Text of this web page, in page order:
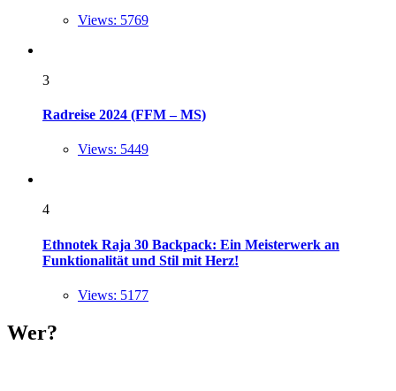
Views: 5769
3
Radreise 2024 (FFM – MS)
Views: 5449
4
Ethnotek Raja 30 Backpack: Ein Meisterwerk an
Funktionalität und Stil mit Herz!
Views: 5177
Wer?